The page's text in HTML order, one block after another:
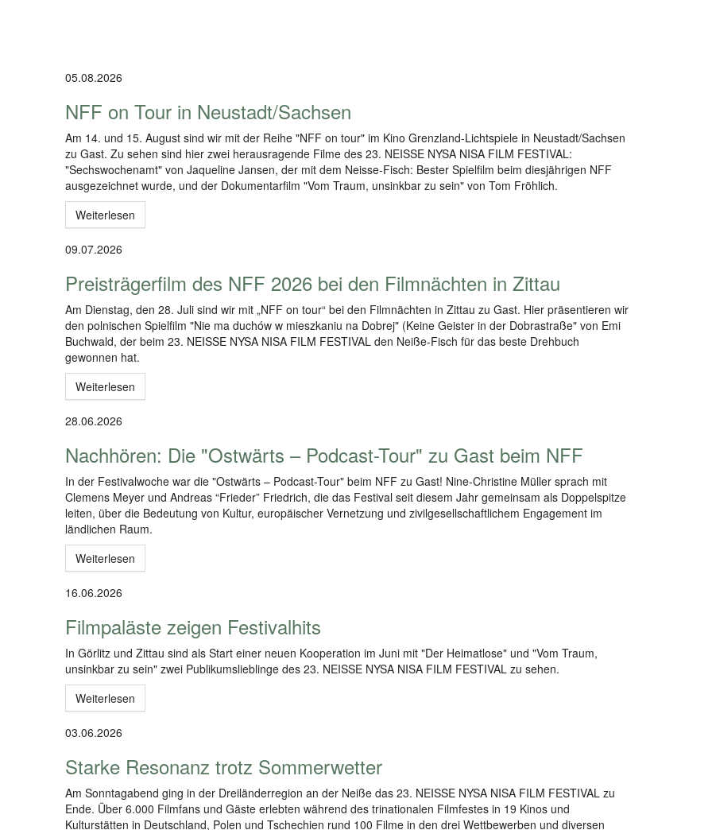
05.08.2026
NFF on Tour in Neustadt/Sachsen
Am 14. und 15. August sind wir mit der Reihe "NFF on tour" im Kino Grenzland-Lichtspiele in Neustadt/Sachsen
zu Gast. Zu sehen sind hier zwei herausragende Filme des 23. NEISSE NYSA NISA FILM FESTIVAL:
"Sechswochenamt" von Jaqueline Jansen, der mit dem Neisse-Fisch: Bester Spielfilm beim diesjährigen NFF
ausgezeichnet wurde, und der Dokumentarfilm "Vom Traum, unsinkbar zu sein" von Tom Fröhlich.
Weiterlesen
09.07.2026
Preisträgerfilm des NFF 2026 bei den Filmnächten in Zittau
Am Dienstag, den 28. Juli sind wir mit „NFF on tour“ bei den Filmnächten in Zittau zu Gast. Hier präsentieren wir
den polnischen Spielfilm "Nie ma duchów w mieszkaniu na Dobrej" (Keine Geister in der Dobrastraße" von Emi
Buchwald, der beim 23. NEISSE NYSA NISA FILM FESTIVAL den Neiße-Fisch für das beste Drehbuch
gewonnen hat.
Weiterlesen
28.06.2026
Nachhören: Die "Ostwärts – Podcast-Tour" zu Gast beim NFF
In der Festivalwoche war die "Ostwärts – Podcast-Tour" beim NFF zu Gast! Nine-Christine Müller sprach mit
Clemens Meyer und Andreas “Frieder” Friedrich, die das Festival seit diesem Jahr gemeinsam als Doppelspitze
leiten, über die Bedeutung von Kultur, europäischer Vernetzung und zivilgesellschaftlichem Engagement im
ländlichen Raum.
Weiterlesen
16.06.2026
Filmpaläste zeigen Festivalhits
In Görlitz und Zittau sind als Start einer neuen Kooperation im Juni mit "Der Heimatlose" und "Vom Traum,
unsinkbar zu sein" zwei Publikumslieblinge des 23. NEISSE NYSA NISA FILM FESTIVAL zu sehen.
Weiterlesen
03.06.2026
Starke Resonanz trotz Sommerwetter
Am Sonntagabend ging in der Dreiländerregion an der Neiße das 23. NEISSE NYSA NISA FILM FESTIVAL zu
Ende. Über 6.000 Filmfans und Gäste erlebten während des trinationalen Filmfestes in 19 Kinos und
Kulturstätten in Deutschland, Polen und Tschechien rund 100 Filme in den drei Wettbewerben und diversen